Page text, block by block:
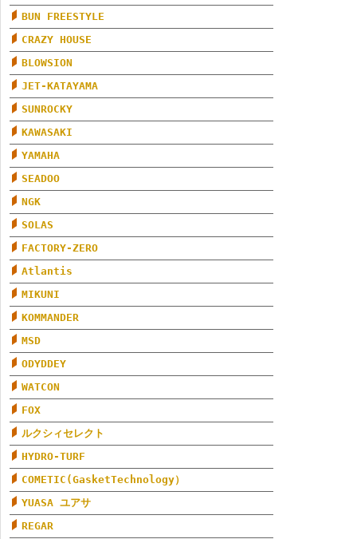
BUN FREESTYLE
CRAZY HOUSE
BLOWSION
JET-KATAYAMA
SUNROCKY
KAWASAKI
YAMAHA
SEADOO
NGK
SOLAS
FACTORY-ZERO
Atlantis
MIKUNI
KOMMANDER
MSD
ODYDDEY
WATCON
FOX
ルクシィセレクト
HYDRO-TURF
COMETIC(GasketTechnology）
YUASA ユアサ
REGAR